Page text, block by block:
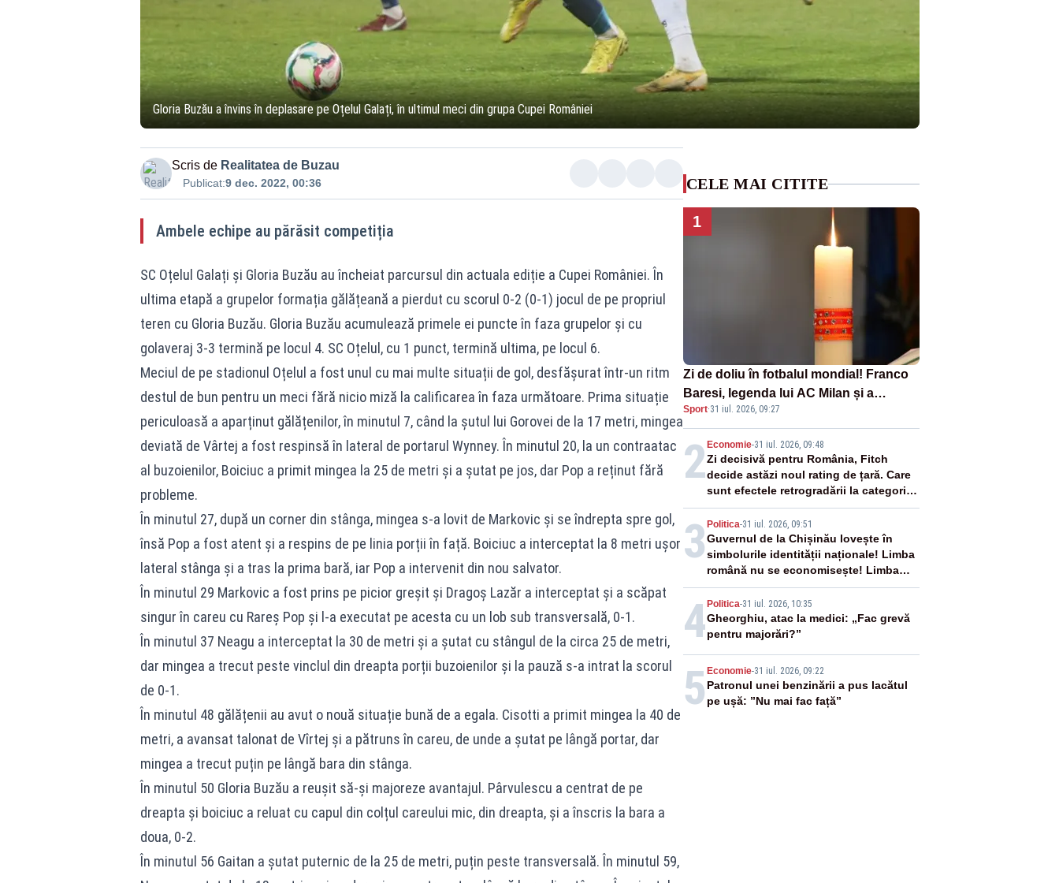
Gloria Buzău a învins în deplasare pe Oțelul Galați, în ultimul meci din grupa Cupei României
Scris de Realitatea de Buzau
Publicat:9 dec. 2022, 00:36
Ambele echipe au părăsit competiția
SC Oțelul Galați și Gloria Buzău au încheiat parcursul din actuala ediție a Cupei României. În
ultima etapă a grupelor formația gălățeană a pierdut cu scorul 0-2 (0-1) jocul de pe propriul
teren cu Gloria Buzău. Gloria Buzău acumulează primele ei puncte în faza grupelor și cu
golaveraj 3-3 termină pe locul 4. SC Oțelul, cu 1 punct, termină ultima, pe locul 6.
Meciul de pe stadionul Oțelul a fost unul cu mai multe situații de gol, desfășurat într-un ritm
destul de bun pentru un meci fără nicio miză la calificarea în faza următoare. Prima situație
periculoasă a aparținut gălățenilor, în minutul 7, când la șutul lui Gorovei de la 17 metri, mingea
deviată de Vârtej a fost respinsă în lateral de portarul Wynney. În minutul 20, la un contraatac
al buzoienilor, Boiciuc a primit mingea la 25 de metri și a șutat pe jos, dar Pop a reținut fără
probleme.
În minutul 27, după un corner din stânga, mingea s-a lovit de Markovic și se îndrepta spre gol,
însă Pop a fost atent și a respins de pe linia porții în față. Boiciuc a interceptat la 8 metri ușor
lateral stânga și a tras la prima bară, iar Pop a intervenit din nou salvator.
În minutul 29 Markovic a fost prins pe picior greșit și Dragoș Lazăr a interceptat și a scăpat
singur în careu cu Rareș Pop și l-a executat pe acesta cu un lob sub transversală, 0-1.
În minutul 37 Neagu a interceptat la 30 de metri și a șutat cu stângul de la circa 25 de metri,
dar mingea a trecut peste vinclul din dreapta porții buzoienilor și la pauză s-a intrat la scorul
de 0-1.
În minutul 48 gălățenii au avut o nouă situație bună de a egala. Cisotti a primit mingea la 40 de
metri, a avansat talonat de Vîrtej și a pătruns în careu, de unde a șutat pe lângă portar, dar
mingea a trecut puțin pe lângă bara din stânga.
În minutul 50 Gloria Buzău a reușit să-și majoreze avantajul. Pârvulescu a centrat de pe
dreapta și boiciuc a reluat cu capul din colțul careului mic, din dreapta, și a înscris la bara a
doua, 0-2.
În minutul 56 Gaitan a șutat puternic de la 25 de metri, puțin peste transversală. În minutul 59,
CELE MAI CITITE
1
Zi de doliu în fotbalul mondial! Franco
Baresi, legenda lui AC Milan și a
naționalei Italiei, a murit
Sport·31 iul. 2026, 09:27
2 Economie-31 iul. 2026, 09:48
Zi decisivă pentru România, Fitch
decide astăzi noul rating de țară. Care
sunt efectele retrogradării la categoria
„junk”
3 Politica-31 iul. 2026, 09:51
Guvernul de la Chișinău lovește în
simbolurile identității naționale! Limba
română nu se economisește! Limba
română se sărbătorește!
4 Politica-31 iul. 2026, 10:35
Gheorghiu, atac la medici: „Fac grevă
pentru majorări?”
5 Economie-31 iul. 2026, 09:22
Patronul unei benzinării a pus lacătul
pe ușă: ”Nu mai fac față”